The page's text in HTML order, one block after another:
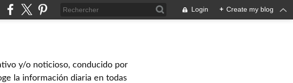
Login + Create my blog
y/o noticioso, conducido por
la información diaria en todas